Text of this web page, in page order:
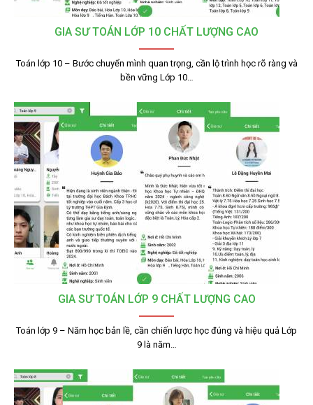
GIA SƯ TOÁN LỚP 10 CHẤT LƯỢNG CAO
Toán lớp 10 – Bước chuyển mình quan trọng, cần lộ trình học rõ ràng và
bền vững Lớp 10…
GIA SƯ TOÁN LỚP 9 CHẤT LƯỢNG CAO
Toán lớp 9 – Năm học bản lề, cần chiến lược học đúng và hiệu quả Lớp
9 là năm…